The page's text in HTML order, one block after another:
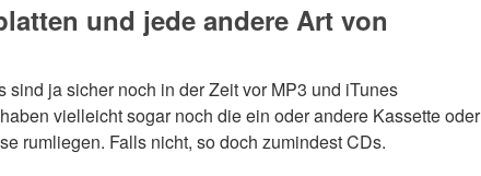
und jede andere Art von
sind ja sicher noch in der Zeit vor MP3 und iTunes
vielleicht sogar noch die ein oder andere Kassette oder
rumliegen. Falls nicht, so doch zumindest CDs.